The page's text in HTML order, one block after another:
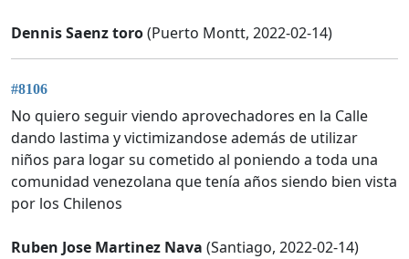
Dennis Saenz toro(Puerto Montt, 2022-02-14)
#8106
No quiero seguir viendo aprovechadores en la Calle
dando lastima y victimizandose además de utilizar
niños para logar su cometido al poniendo a toda una
comunidad venezolana que tenía años siendo bien vista
por los Chilenos
Ruben Jose Martinez Nava (Santiago, 2022-02-14)